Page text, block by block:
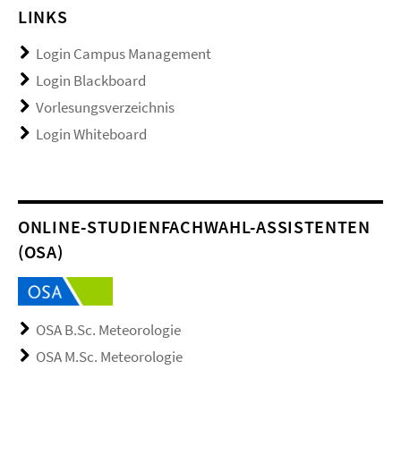
LINKS
Login Campus Management
Login Blackboard
Vorlesungsverzeichnis
Login Whiteboard
ONLINE-STUDIENFACHWAHL-ASSISTENTEN
(OSA)
OSA B.Sc. Meteorologie
OSA M.Sc. Meteorologie